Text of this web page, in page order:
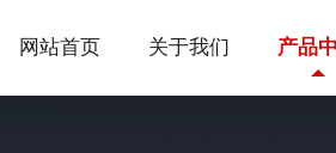
网站首页 关于我们 产品